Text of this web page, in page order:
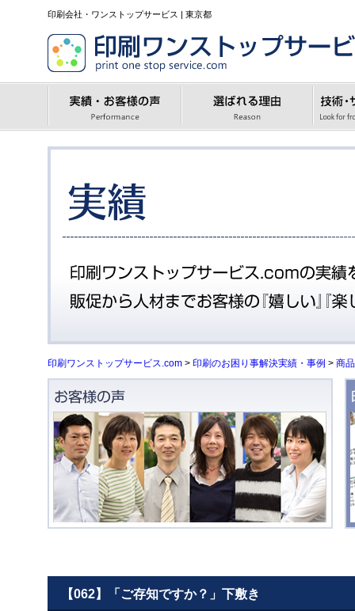
印刷会社・ワンストップサービス | 東京都
印刷ワンストップサービス.com > 印刷のお困り事解決実績・事例 > 商品
【062】「ご存知ですか？」下敷き